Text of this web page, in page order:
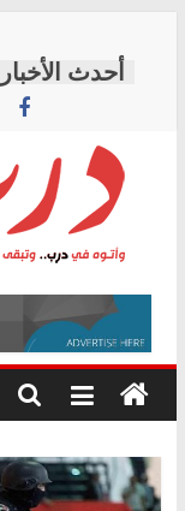
content
درب
وأتوه
درب..
وتبقى
هي